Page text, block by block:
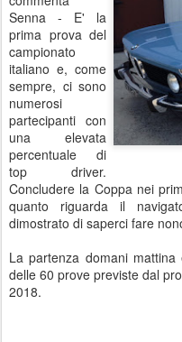
Senna - E' la
prima prova del
campionato
italiano e, come
sempre, ci sono
numerosi
partecipanti con
una elevata
percentuale di
top driver.
Concludere la Coppa nei
quanto riguarda il
dimostrato di saperci fare
La partenza domani
delle 60 prove previste dal
2018.